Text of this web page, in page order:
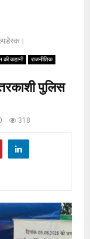
की कहानी
राजनीतिक
पुलिस
318